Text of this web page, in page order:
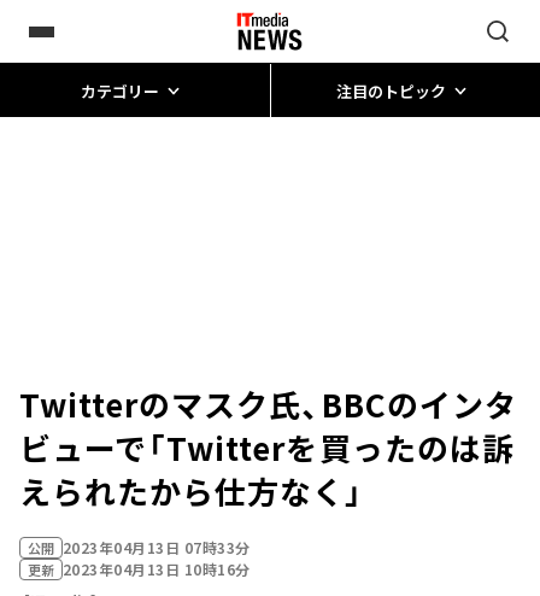
カテゴリー 注目のトピック
Twitterのマスク氏、BBCのインタ
ビューで「Twitterを買ったのは訴
えられたから仕方なく」
公開 2023年04月13日 07時33分
更新 2023年04月13日 10時16分